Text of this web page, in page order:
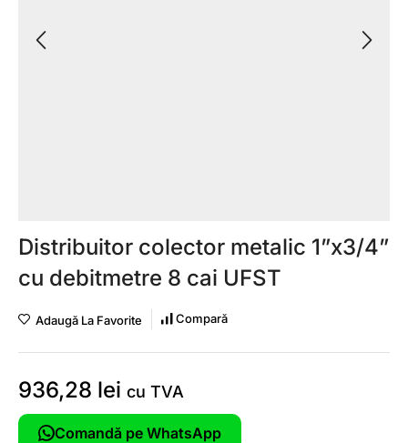
Distribuitor colector metalic 1”x3/4”
cu debitmetre 8 cai UFST
Adaugă La Favorite Compară
936,28 lei cu TVA
Comandă pe WhatsApp